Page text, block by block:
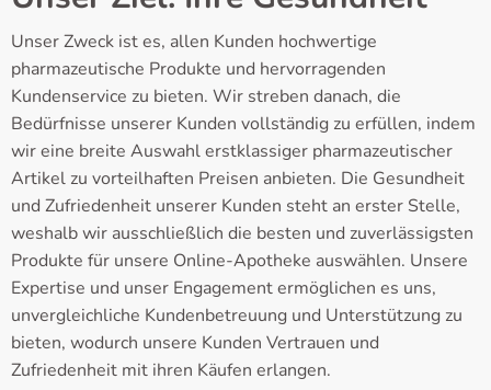
Unser Zweck ist es, allen Kunden hochwertige
pharmazeutische Produkte und hervorragenden
Kundenservice zu bieten. Wir streben danach, die
Bedürfnisse unserer Kunden vollständig zu erfüllen, indem
wir eine breite Auswahl erstklassiger pharmazeutischer
Artikel zu vorteilhaften Preisen anbieten. Die Gesundheit
und Zufriedenheit unserer Kunden steht an erster Stelle,
weshalb wir ausschließlich die besten und zuverlässigsten
Produkte für unsere Online-Apotheke auswählen. Unsere
Expertise und unser Engagement ermöglichen es uns,
unvergleichliche Kundenbetreuung und Unterstützung zu
bieten, wodurch unsere Kunden Vertrauen und
Zufriedenheit mit ihren Käufen erlangen.